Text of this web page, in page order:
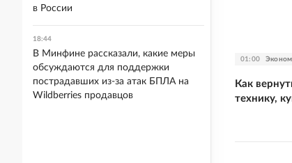
01:00
Как
технику,
в России
18:44
В Минфине рассказали, какие меры
обсуждаются для поддержки
пострадавших из-за атак БПЛА на
Wildberries продавцов